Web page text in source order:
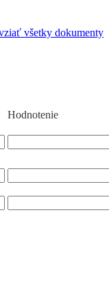
všetky dokumenty
Hodnotenie